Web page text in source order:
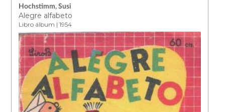
Hochstimm, Susi
Alegre alfabeto
Libro álbum | 1954